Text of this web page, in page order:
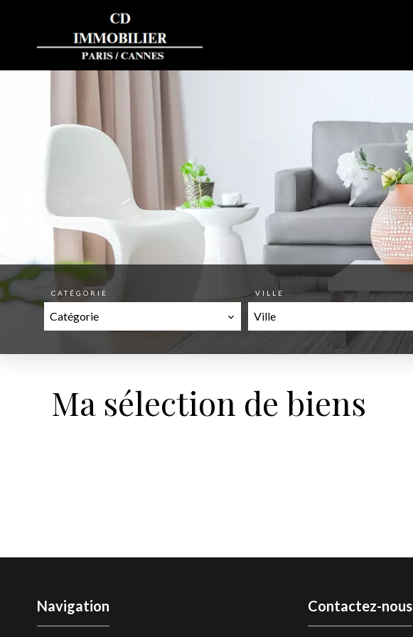
CATÉGORIE
Catégorie
VILLE
Ville
Ma sélection de biens
Navigation Contactez-nous